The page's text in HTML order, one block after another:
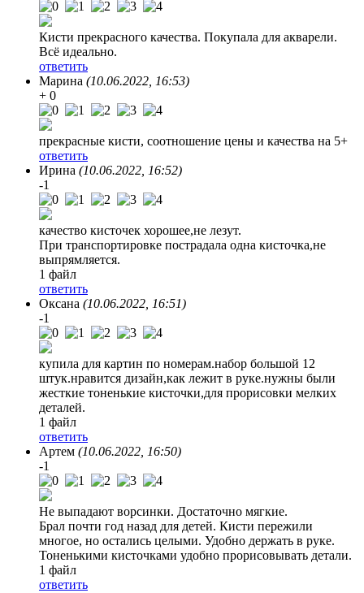
Кисти прекрасного качества. Покупала для акварели.
Всё идеально.
ответить
Марина (10.06.2022, 16:53)
+ 0
прекрасные кисти, соотношение цены и качества на 5+
ответить
Ирина (10.06.2022, 16:52)
-1
качество кисточек хорошее,не лезут.
При транспортировке пострадала одна кисточка,не
выпрямляется.
1 файл
ответить
Оксана (10.06.2022, 16:51)
-1
купила для картин по номерам.набор большой 12
штук.нравится дизайн,как лежит в руке.нужны были
жесткие тоненькие кисточки,для прорисовки мелких
деталей.
1 файл
ответить
Артем (10.06.2022, 16:50)
-1
Не выпадают ворсинки. Достаточно мягкие.
Брал почти год назад для детей. Кисти пережили
многое, но остались целыми. Удобно держать в руке.
Тоненькими кисточками удобно прорисовывать детали.
1 файл
ответить